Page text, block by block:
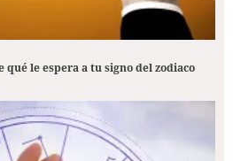
qué le espera a tu signo del zodiaco